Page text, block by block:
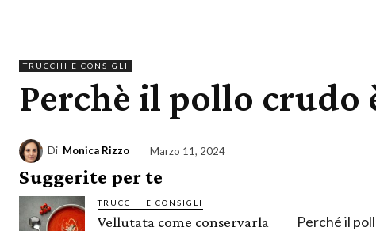
TRUCCHI E CONSIGLI
Perchè il pollo crudo
Di Monica Rizzo Marzo 11, 2024
Suggerite per te
TRUCCHI E CONSIGLI
Vellutata come conservarla
Perché il